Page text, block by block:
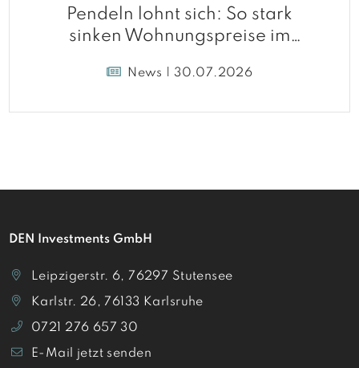
Pendeln lohnt sich: So stark
sinken Wohnungspreise im
News | 30.07.2026
DEN Investments GmbH
Leipzigerstr. 6, 76297 Stutensee
Karlstr. 26, 76133 Karlsruhe
0721 276 657 30
E-Mail jetzt senden